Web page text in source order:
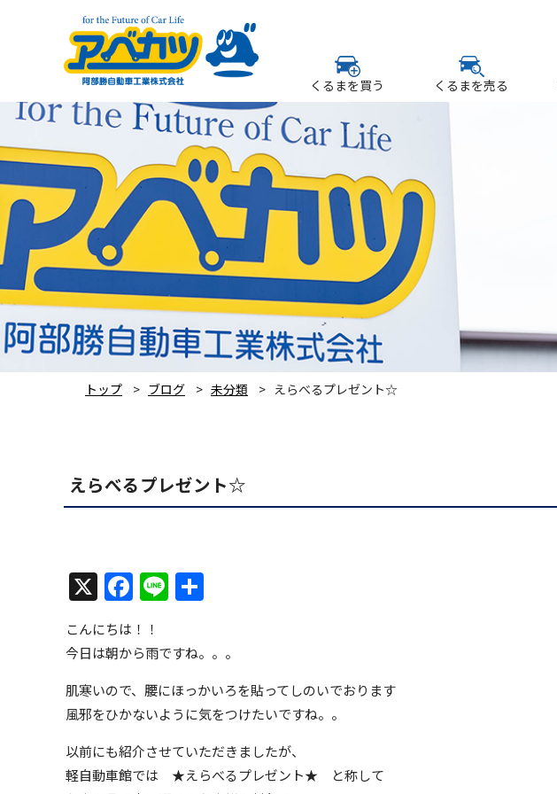
くるまを買う くるまを売る
トップ ブログ 未分類 えらべるプレゼント☆
えらべるプレゼント☆
X Facebook
Line
こんにちは！！
今日は朝から雨ですね。。。
肌寒いので、腰にほっかいろを貼ってしのいでおります
風邪をひかないように気をつけたいですね。。
以前にも紹介させていただきましたが、
軽自動車館では ★えらべるプレゼント★ と称して